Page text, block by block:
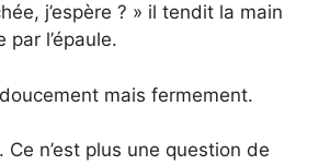
j’espère ? » il tendit la main
par l’épaule.
mais fermement.
n’est plus une question de